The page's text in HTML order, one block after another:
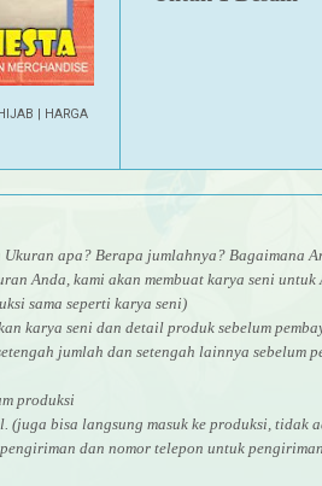
| HARGA
apa? Berapa jumlahnya? Bagaimana
Anda, kami akan membuat karya seni
sama seperti karya seni)
karya seni dan detail produk sebelum
jumlah dan setengah lainnya sebelum
produksi
(juga bisa langsung masuk ke produksi, tidak
dan nomor telepon untuk